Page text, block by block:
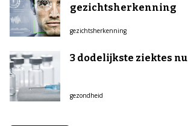
gezichtsherkenning
gezichtsherkenning
3 dodelijkste ziektes nu
gezondheid